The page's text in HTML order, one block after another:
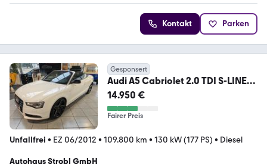
Kontakt Parken
Gesponsert
Audi A5 Cabriolet 2.0 TDI S-LINE/
XENON/ SHZG/ AHK-V.
14.950 €
Fairer Preis
Unfallfrei • EZ 06/2012 • 109.800 km • 130 kW (177 PS) • Diesel
Autohaus Strobl GmbH